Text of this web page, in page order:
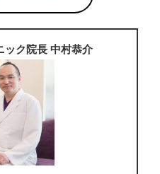
ック院長 中村恭介